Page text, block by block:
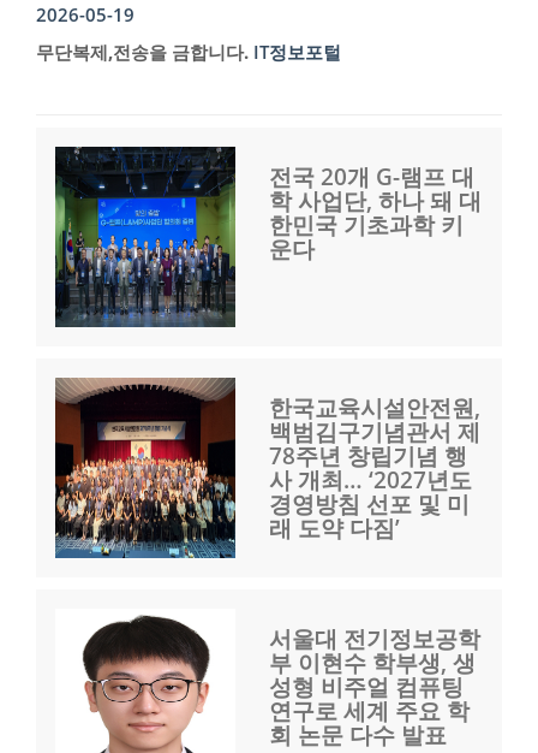
2026-05-19
무단복제,전송을 금합니다. IT정보포털
전국 20개 G-램프 대
학 사업단, 하나 돼 대
한민국 기초과학 키
운다
한국교육시설안전원,
백범김구기념관서 제
78주년 창립기념 행
사 개최… ‘2027년도
경영방침 선포 및 미
래 도약 다짐’
서울대 전기정보공학
부 이현수 학부생, 생
성형 비주얼 컴퓨팅
연구로 세계 주요 학
회 논문 다수 발표